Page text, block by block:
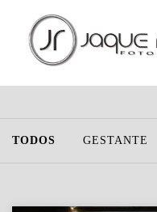
TODOS GESTANTE